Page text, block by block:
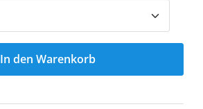
In den Warenkorb